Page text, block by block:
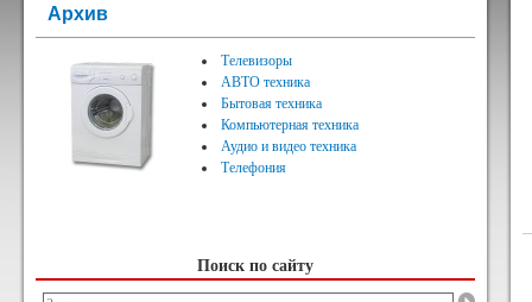
Архив
Телевизоры
АВТО техника
Бытовая техника
Компьютерная техника
Аудио и видео техника
Телефония
Поиск по сайту